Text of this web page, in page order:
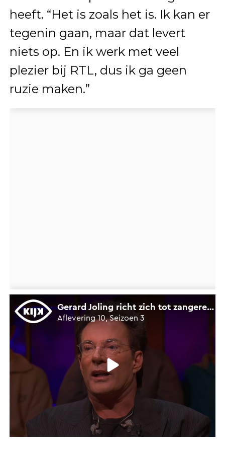
heeft. “Het is zoals het is. Ik kan er
tegenin gaan, maar dat levert
niets op. En ik werk met veel
plezier bij RTL, dus ik ga geen
ruzie maken.”